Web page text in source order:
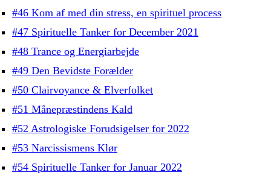
#46 Kom af med din stress, en spirituel process
#47 Spirituelle Tanker for December 2021
#48 Trance og Energiarbejde
#49 Den Bevidste Forælder
#50 Clairvoyance & Elverfolket
#51 Månepræstindens Kald
#52 Astrologiske Forudsigelser for 2022
#53 Narcissismens Klør
#54 Spirituelle Tanker for Januar 2022